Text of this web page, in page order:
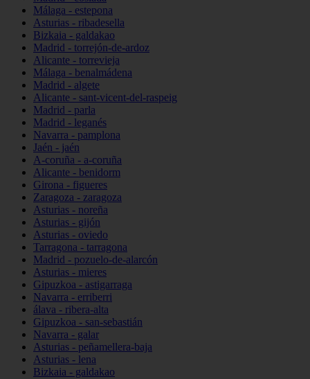
Málaga - estepona
Asturias - ribadesella
Bizkaia - galdakao
Madrid - torrejón-de-ardoz
Alicante - torrevieja
Málaga - benalmádena
Madrid - algete
Alicante - sant-vicent-del-raspeig
Madrid - parla
Madrid - leganés
Navarra - pamplona
Jaén - jaén
A-coruña - a-coruña
Alicante - benidorm
Girona - figueres
Zaragoza - zaragoza
Asturias - noreña
Asturias - gijón
Asturias - oviedo
Tarragona - tarragona
Madrid - pozuelo-de-alarcón
Asturias - mieres
Gipuzkoa - astigarraga
Navarra - erriberri
álava - ribera-alta
Gipuzkoa - san-sebastián
Navarra - galar
Asturias - peñamellera-baja
Asturias - lena
Bizkaia - galdakao